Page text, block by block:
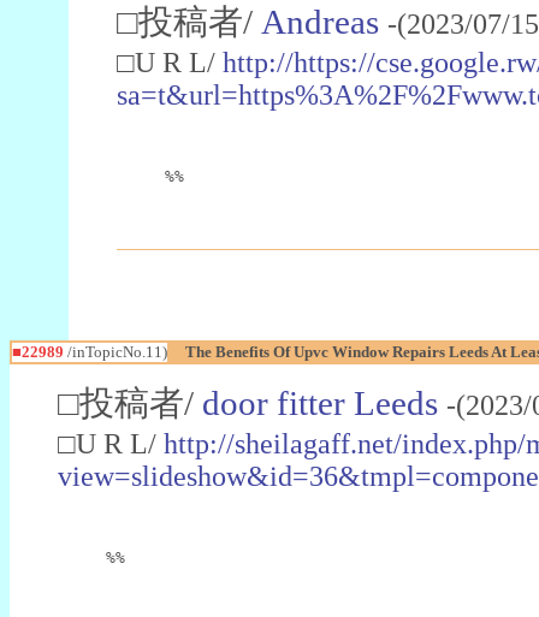
□投稿者/ Andreas -(2023/07/
□U R L/ http://https://
%%
■22989 /inTopicNo.11) The Benefits Of Upvc Window Repairs Leeds At
□投稿者/ door fitter Leeds -
□U R L/ http://sheilagaff.net/index.php/
%%